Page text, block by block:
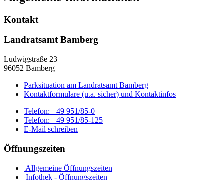
Kontakt
Landratsamt Bamberg
Ludwigstraße 23
96052 Bamberg
Parksituation am Landratsamt Bamberg
Kontaktformulare (u.a. sicher) und Kontaktinfos
Telefon: +49 951/85-0
Telefon: +49 951/85-125
E-Mail schreiben
Öffnungszeiten
Allgemeine Öffnungszeiten
Infothek - Öffnungszeiten